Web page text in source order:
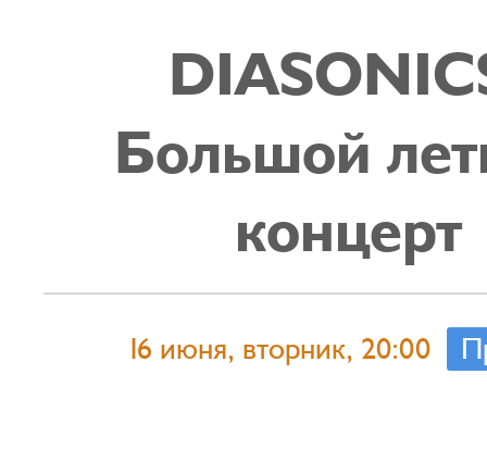
Большой
концерт
16 июня, вторник, 20:00